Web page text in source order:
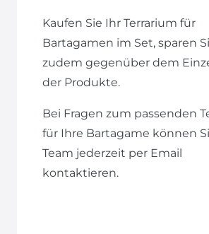
Kaufen Sie Ihr Terrarium für
Bartagamen im Set, sparen
zudem gegenüber dem
der Produkte.
Bei Fragen zum passenden
für Ihre Bartagame können
Team jederzeit per Email
kontaktieren.